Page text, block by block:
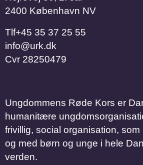
2400 København NV
Tlf​​​​​​​+45 35 37 25 55
info@urk.dk
Cvr 28250479
Ungdommens Røde Kors er
humanitære
frivillig, social organisation,
og med børn og unge i hele
verden.